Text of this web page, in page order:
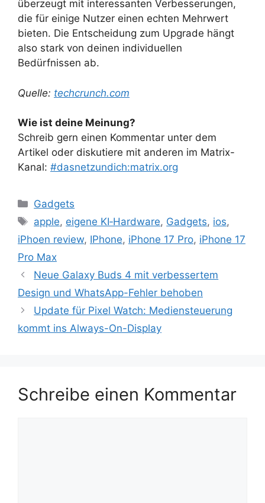
überzeugt mit interessanten Verbesserungen,
die für einige Nutzer einen echten Mehrwert
bieten. Die Entscheidung zum Upgrade hängt
also stark von deinen individuellen
Bedürfnissen ab.
Quelle: techcrunch.com
Wie ist deine Meinung?
Schreib gern einen Kommentar unter dem
Artikel oder diskutiere mit anderen im Matrix-
Kanal: #dasnetzundich:matrix.org
Kategorien
Gadgets
Schlagwörter
apple, eigene KI‑Hardware, Gadgets, ios,
iPhoen review, IPhone, iPhone 17 Pro, iPhone 17
Pro Max
Neue Galaxy Buds 4 mit verbessertem
Design und WhatsApp-Fehler behoben
Update für Pixel Watch: Mediensteuerung
kommt ins Always-On-Display
Schreibe einen Kommentar